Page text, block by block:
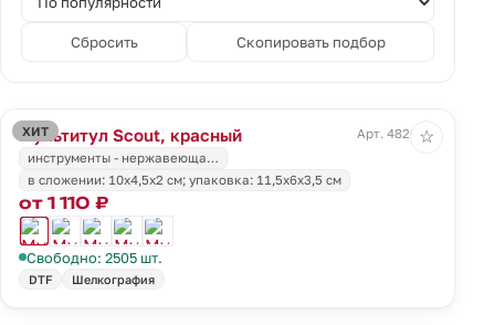
Сбросить Скопировать подбор
ХИТ
Мультитул Scout, красный
Арт. 4820.50
инструменты - нержавеюща…
в сложении: 10х4,5х2 см; упаковка: 11,5х6х3,5 см
от 1 110 ₽
Свободно: 2505 шт.
DTF Шелкография
☆